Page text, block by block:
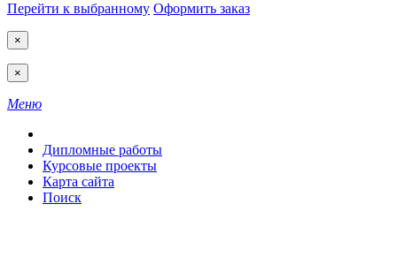
Перейти к выбранному Оформить заказ
×
×
Меню
Дипломные работы
Курсовые проекты
Карта сайта
Поиск